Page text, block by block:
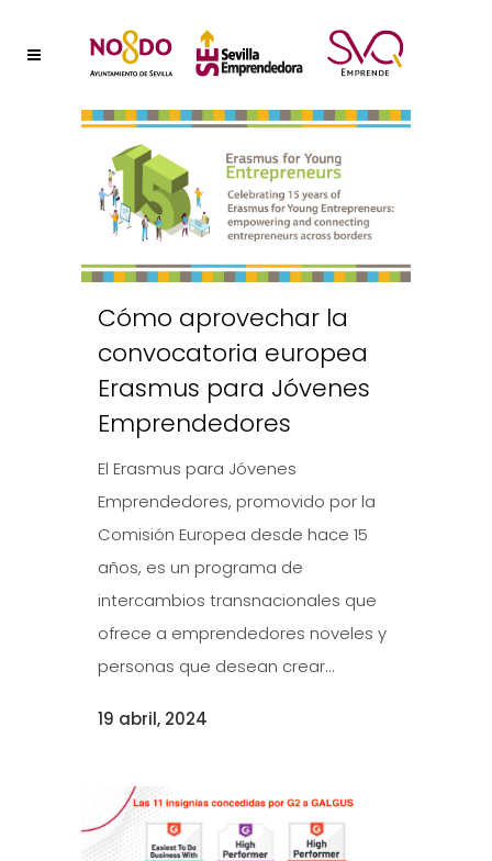
Cómo aprovechar la
convocatoria europea
Erasmus para Jóvenes
Emprendedores
El Erasmus para Jóvenes
Emprendedores, promovido por la
Comisión Europea desde hace 15
años, es un programa de
intercambios transnacionales que
ofrece a emprendedores noveles y
personas que desean crear...
19 abril, 2024